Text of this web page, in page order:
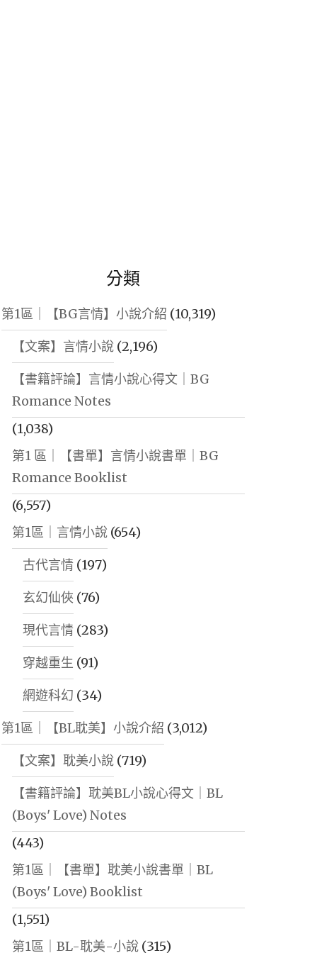
分類
第1區｜【BG言情】小說介紹 (10,319)
【文案】言情小說(2,196)
【書籍評論】言情小說心得文｜BG
Romance Notes
(1,038)
第1 區｜【書單】言情小說書單｜BG
Romance Booklist
(6,557)
第1區｜言情小說(654)
古代言情(197)
玄幻仙俠 (76)
現代言情(283)
穿越重生 (91)
網遊科幻 (34)
第1區｜【BL耽美】小說介紹 (3,012)
【文案】耽美小說(719)
【書籍評論】耽美BL小說心得文｜BL
(Boys' Love) Notes
(443)
第1區｜【書單】耽美小說書單｜BL
(Boys' Love) Booklist
(1,551)
第1區｜BL-耽美-小說(315)